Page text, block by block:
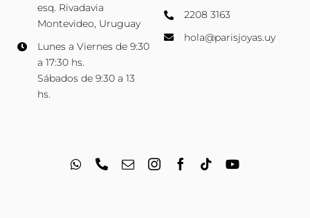
esq. Rivadavia
Montevideo, Uruguay
Lunes a Viernes de 9:30
a 17:30 hs.
Sábados de 9:30 a 13
hs.
2208 3163
hola@parisjoyas.uy